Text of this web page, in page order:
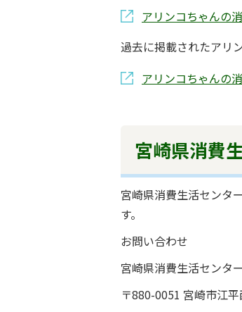
アリンコちゃんの
過去に掲載されたアリ
アリンコちゃんの
宮崎県消費
宮崎県消費生活センタ
す。
お問い合わせ
宮崎県消費生活センター
〒880-0051 宮崎市江